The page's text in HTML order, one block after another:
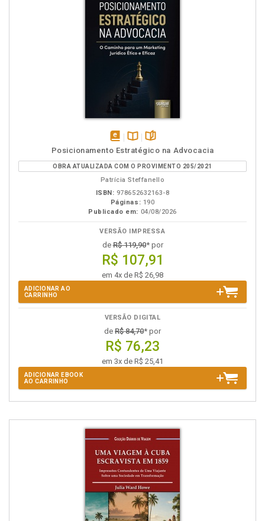
disponível
em
eBook
Disponível
na
B.V.
páginas
Posicionamento Estratégico na Advocacia
OBRA ATUALIZADA COM O PROVIMENTO 205/2021
Patrícia Steffanello
ISBN: 978652632163-8
Páginas: 190
Publicado em: 04/08/2026
VERSÃO IMPRESSA
deR$ 119,90* por
R$ 107,91
em 4x de R$ 26,98
ADICIONAR AO
CARRINHO
VERSÃO DIGITAL
de R$ 84,70* por
R$ 76,23
em 3x de R$ 25,41
ADICIONAR EBOOK
AO CARRINHO